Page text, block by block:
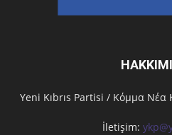
Υeni Kıbrıs Partisi / Κόμμα
İletişim: